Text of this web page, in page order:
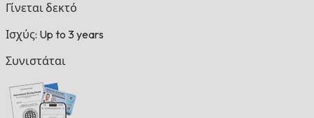
Γίνεται δεκτό
Ισχύς: Up to 3 years
Συνιστάται